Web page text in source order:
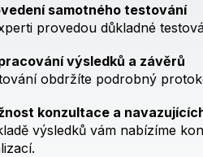
samotného testování
provedou důkladné
výsledků a závěrů
obdržíte podrobný
konzultace a
výsledků vám nabízíme